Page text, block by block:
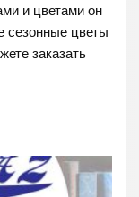
и цветами он
сезонные цветы
заказать